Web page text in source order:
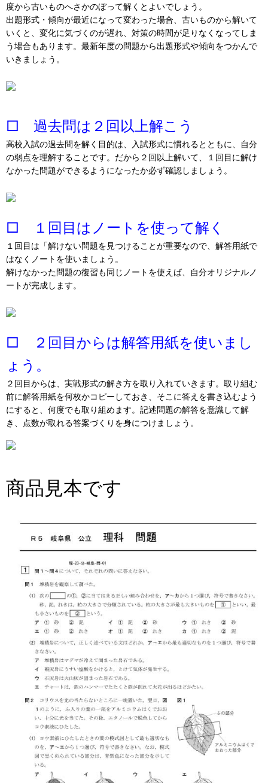
度から古いものへさかのぼって解くとよいでしょう。
出題形式・傾向が最近になって変わった場合、古いものから解いて
いくと、変化に気づくのが遅れ、対策の時間が足りなくなってしま
う場合もあります。最新年度の問題から出題形式や傾向をつかんで
いきましょう。
□ 過去問は２回以上解こう
高校入試の過去問を解く目的は、入試形式に慣れるとともに、自分
の弱点を理解することです。だから２回以上解いて、１回目に解け
なかった問題ができるようになったか必ず確認しましょう。
□ １回目はノートを使って解く
１回目は「解けない問題を見つけることが重要なので、解答用紙で
はなくノートを使いましょう。
解けなかった問題の復習も同じノートを使えば、自分オリジナルノ
ートが完成します。
□ ２回目からは解答用紙を使いまし
ょう。
２回目からは、実戦形式の解き方を取り入れていきます。取り組む
前に解答用紙を何枚かコピーしておき、そこに答えを書き込むよう
にすると、何度でも取り組めます。記述問題の解答を意識して解
き、点数が取れる答案づくりを身につけましょう。
商品見本です